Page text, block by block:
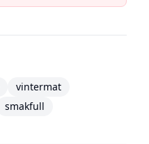
vintermat
smakfull